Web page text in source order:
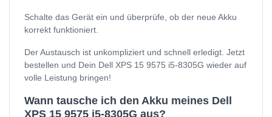
Schalte das Gerät ein und überprüfe, ob der neue Akku
korrekt funktioniert.
Der Austausch ist unkompliziert und schnell erledigt. Jetzt
bestellen und Dein Dell XPS 15 9575 i5-8305G wieder auf
volle Leistung bringen!
Wann tausche ich den Akku meines Dell
XPS 15 9575 i5-8305G aus?